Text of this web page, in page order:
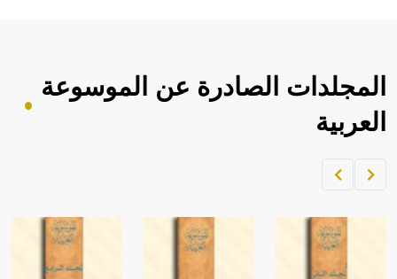
المجلدات الصادرة عن الموسوعة
العربية